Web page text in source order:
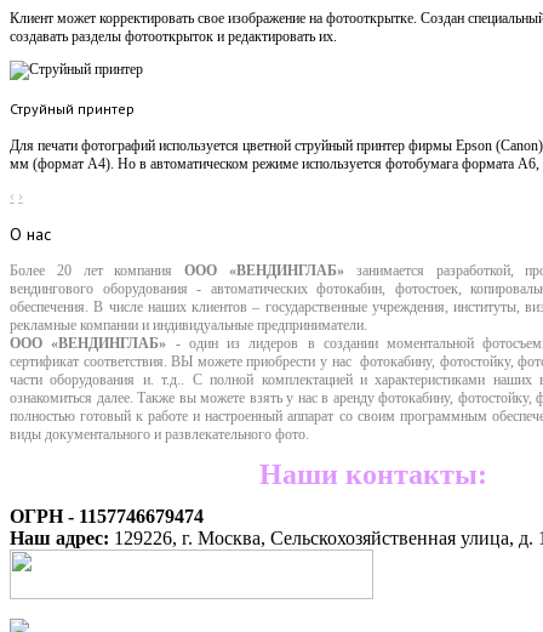
Клиент может корректировать свое изображение на фотооткрытке. Создан
создавать разделы фотооткрыток и редактировать их.
Струйный принтер
Для печати фотографий используется цветной струйный принтер фирмы Epson
мм (формат А4). Но в автоматическом режиме используется фотобумага формата
‹ ›
О нас
Более 20 лет компанияООО «ВЕНДИНГЛАБ» занимается разработкой,
вендингового оборудования - автоматических фотокабин, фотостоек,
обеспечения. В числе наших клиентов – государственные учреждения,
рекламные компании и индивидуальные предприниматели.
ООО «ВЕНДИНГЛАБ» - один из лидеров в создании моментальной
сертификат соответствия. ВЫ можете приобрести у нас фотокабину, фотостойку,
части оборудования и. т.д.. С полной комплектацией и характеристиками наших
ознакомиться далее. Также вы можете взять у нас в аренду фотокабину, фотостойку,
полностью готовый к работе и настроенный аппарат со своим программным
виды документального и развлекательного фото.
Наши контакты:
ОГРН - 1157746679474
Наш адрес: 129226, г. Москва, Сельскохозяйственная улица,